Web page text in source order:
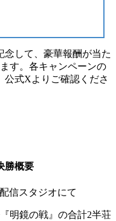
念して、豪華報酬が当た
す。各キャンペーンの
公式Xよりご確認くださ
勝概要
信スタジオにて
明鏡の戦』の合計2半荘